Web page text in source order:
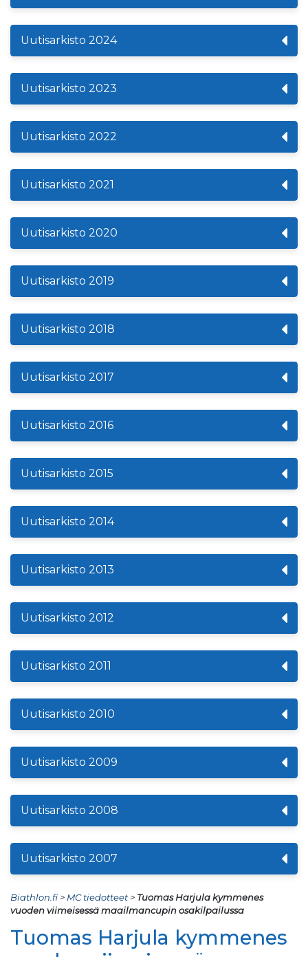
Uutisarkisto 2024
Uutisarkisto 2023
Uutisarkisto 2022
Uutisarkisto 2021
Uutisarkisto 2020
Uutisarkisto 2019
Uutisarkisto 2018
Uutisarkisto 2017
Uutisarkisto 2016
Uutisarkisto 2015
Uutisarkisto 2014
Uutisarkisto 2013
Uutisarkisto 2012
Uutisarkisto 2011
Uutisarkisto 2010
Uutisarkisto 2009
Uutisarkisto 2008
Uutisarkisto 2007
Biathlon.fi> MC tiedotteet> Tuomas Harjula kymmenes
vuoden viimeisessä maailmancupin osakilpailussa
Tuomas Harjula kymmenes